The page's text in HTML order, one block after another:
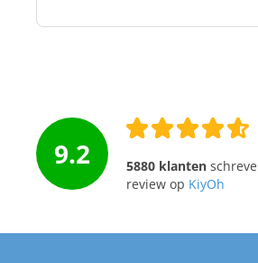
9.2 5880 klanten
review op KiyOh